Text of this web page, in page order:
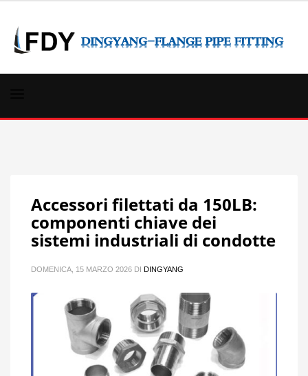
Accessori filettati da 150LB:
componenti chiave dei
sistemi industriali di condotte
DOMENICA, 15 MARZO 2026 DI DINGYANG